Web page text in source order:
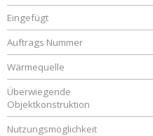
Eingefügt
Auftrags Nummer
Wärmequelle
Überwiegende
Objektkonstruktion
Nutzungsmöglichkeit